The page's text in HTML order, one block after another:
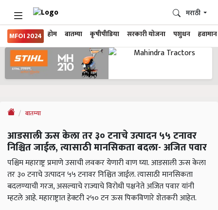
MFOI 2024 होम बातम्या कृषीपीडिया सरकारी योजना पशुधन हवामान
मराठी
बातम्या
आडसाली ऊस केला तर ३० टनाचे उत्पादन ५५ टनावर
निश्चित जाईल, त्यासाठी मानसिकता बदला- अजित पवार
पश्चिम महाराष्ट्र प्रमाणे उसाची लवकर येणारी वाण घ्या. आडसाली ऊस केला
तर ३० टनाचे उत्पादन ५५ टनावर निश्चित जाईल. त्यासाठी मानसिकता
बदलण्याची गरज, असल्याचे राज्याचे विरोधी पक्षनेते अजित पवार यांनी
म्हटले आहे. महाराष्ट्रात हेक्टरी २५० टन ऊस पिकविणारे शेतकरी आहेत.